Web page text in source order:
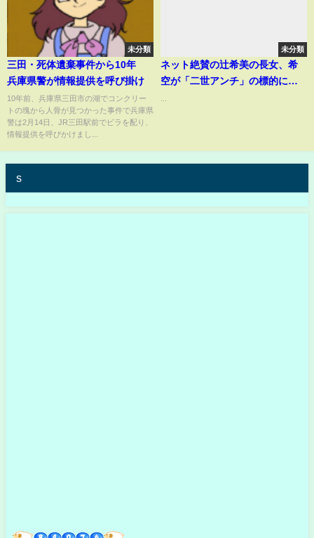
未分類
三田・死体遺棄事件から10年
兵庫県警が情報提供を呼び掛け
10年前、兵庫県三田市の湖でコンクリー
トの塊から人骨が見つかった事件で兵庫県
警は2月14日、JR三田駅前でビラを配り、
情報提供を呼びかけまし...
未分類
ネット絶賛の辻希美の長女、希
空が「二世アンチ」の標的にな
s